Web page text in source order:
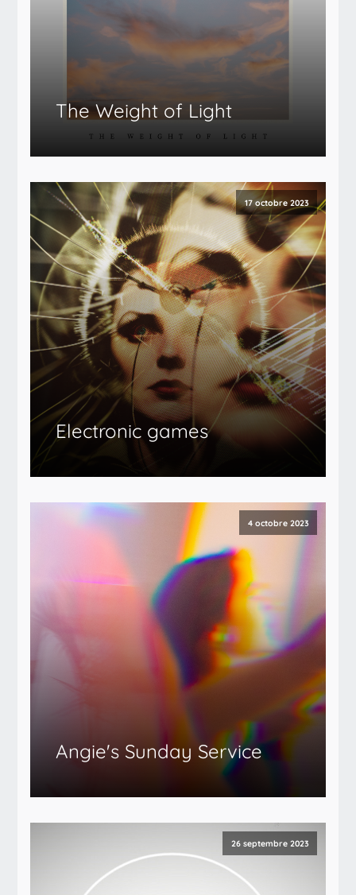
The Weight of Light
17 octobre 2023
Electronic games
4 octobre 2023
Angie's Sunday Service
26 septembre 2023